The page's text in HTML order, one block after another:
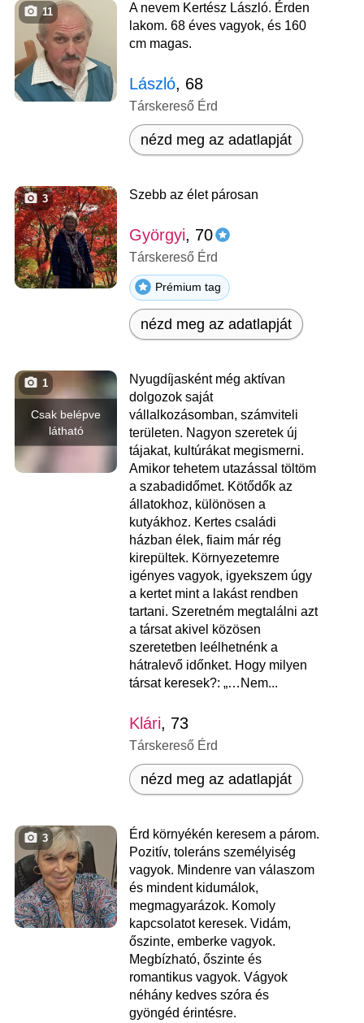
11
A nevem Kertész László. Érden
lakom. 68 éves vagyok, és 160
cm magas.
László, 68
Társkereső Érd
nézd meg az adatlapját
3 Szebb az élet párosan
Györgyi, 70
Társkereső Érd
Prémium tag
nézd meg az adatlapját
Csak belépve
látható
1
Nyugdíjasként még aktívan
dolgozok saját
vállalkozásomban, számviteli
területen. Nagyon szeretek új
tájakat, kultúrákat megismerni.
Amikor tehetem utazással töltöm
a szabadidőmet. Kötődők az
állatokhoz, különösen a
kutyákhoz. Kertes családi
házban élek, fiaim már rég
kirepültek. Környezetemre
igényes vagyok, igyekszem úgy
a kertet mint a lakást rendben
tartani. Szeretném megtalálni azt
a társat akivel közösen
szeretetben leélhetnénk a
hátralevő időnket. Hogy milyen
társat keresek?: „…Nem...
Klári, 73
Társkereső Érd
nézd meg az adatlapját
3
Érd környékén keresem a párom.
Pozitív, toleráns személyiség
vagyok. Mindenre van válaszom
és mindent kidumálok,
megmagyarázok. Komoly
kapcsolatot keresek. Vidám,
őszinte, emberke vagyok.
Megbízható, őszinte és
romantikus vagyok. Vágyok
néhány kedves szóra és
gyöngéd érintésre.